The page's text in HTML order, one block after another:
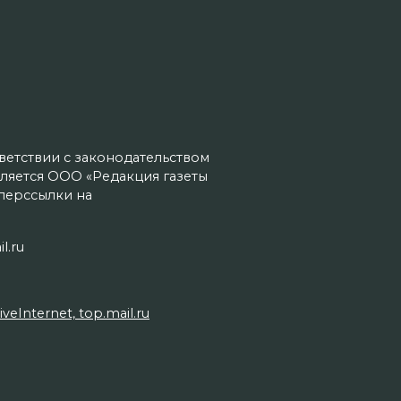
с законодательством
ООО «Редакция газеты
на
top.mail.ru